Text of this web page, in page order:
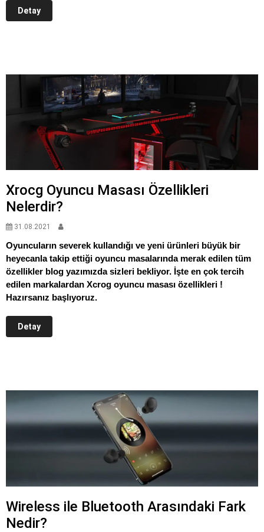
Detay
Xrocg Oyuncu Masası Özellikleri
Nelerdir?
31.08.2021
Oyuncuların severek kullandığı ve yeni ürünleri büyük bir
heyecanla takip ettiği oyuncu masalarında merak edilen tüm
özellikler blog yazımızda sizleri bekliyor. İşte en çok tercih
edilen markalardan Xcrog oyuncu masası özellikleri !
Hazırsanız başlıyoruz.
Detay
Wireless ile Bluetooth Arasındaki Fark
Nedir?